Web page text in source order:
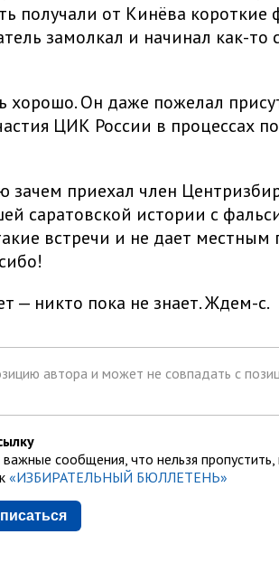
получали от Кинёва
замолкал и начинал как-то
хорошо. Он даже пожелал
ЦИК России в процессах
зачем приехал член
саратовской истории с
встречи и не дает местным
— никто пока не знает. Ждем-с.
автора и может не совпадать с
сообщения, что нельзя пропустить,
«ИЗБИРАТЕЛЬНЫЙ БЮЛЛЕТЕНЬ»